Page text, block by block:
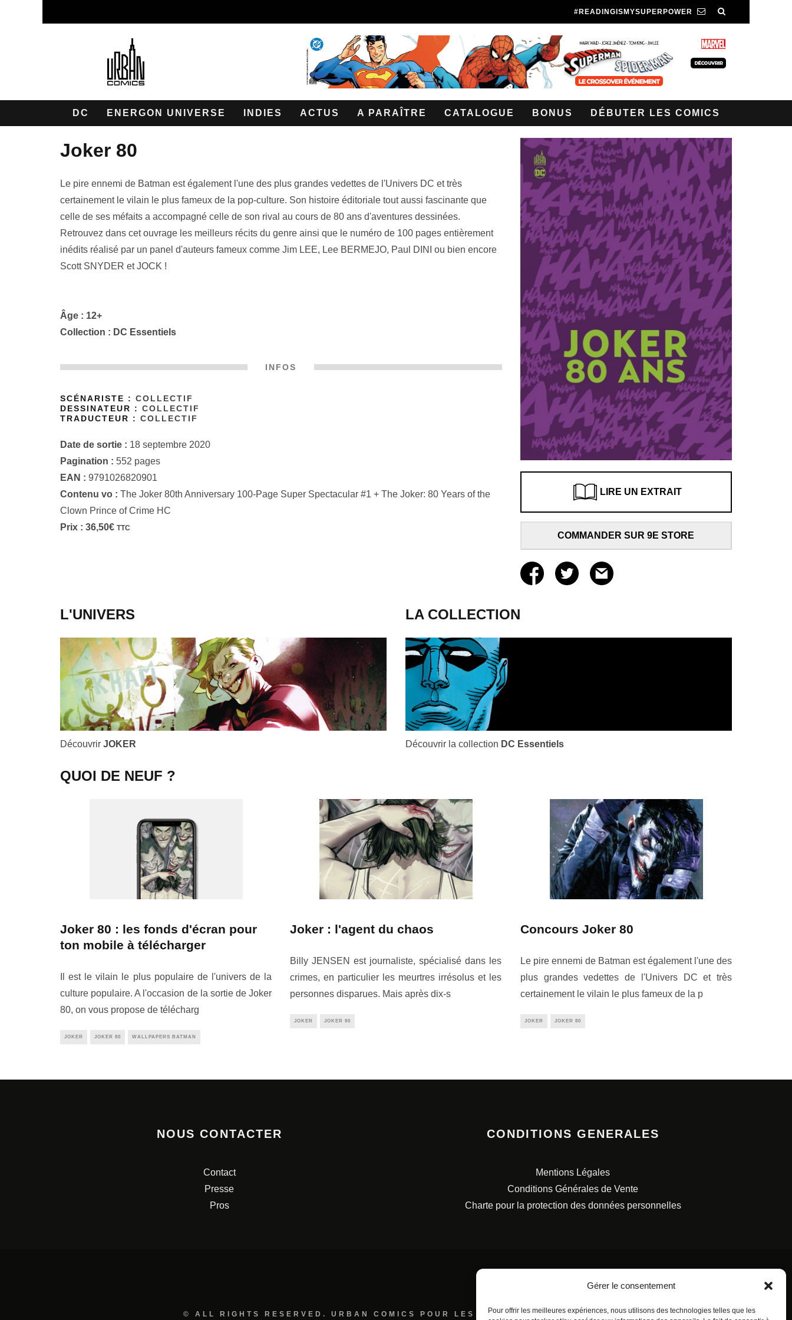
Gérer le consentement
Pour offrir les meilleures expériences, nous utilisons des technologies telles que les
#READINGISMYSUPERPOWER
DC ENERGON UNIVERSE INDIES ACTUS A PARAÎTRE CATALOGUE BONUS DÉBUTER LES COMICS
joker 80
Le pire ennemi de Batman est également l'une des plus grandes vedettes de l'Univers DC et très
certainement le vilain le plus fameux de la pop-culture. Son histoire éditoriale tout aussi fascinante que
celle de ses méfaits a accompagné celle de son rival au cours de 80 ans d'aventures dessinées.
Retrouvez dans cet ouvrage les meilleurs récits du genre ainsi que le numéro de 100 pages entièrement
inédits réalisé par un panel d'auteurs fameux comme Jim LEE, Lee BERMEJO, Paul DINI ou bien encore
Scott SNYDER et JOCK !
Âge : 12+
Collection : DC Essentiels
INFOS
SCÉNARISTE : COLLECTIF
DESSINATEUR : COLLECTIF
TRADUCTEUR : COLLECTIF
Date de sortie : 18 septembre 2020
Pagination : 552 pages
EAN : 9791026820901
Contenu vo : The Joker 80th Anniversary 100-Page Super Spectacular #1 + The Joker: 80 Years of the
Clown Prince of Crime HC
Prix : 36,50€ TTC
LIRE UN EXTRAIT
COMMANDER SUR 9E STORE
L'UNIVERS
Découvrir JOKER
LA COLLECTION
Découvrir la collection DC Essentiels
QUOI DE NEUF ?
Joker 80 : les fonds d'écran pour
ton mobile à télécharger
Il est le vilain le plus populaire de l'univers de la
culture populaire. A l'occasion de la sortie de Joker
80, on vous propose de télécharg
JOKER JOKER 80 WALLPAPERS BATMAN
Joker : l'agent du chaos
Billy JENSEN est journaliste, spécialisé dans les
crimes, en particulier les meurtres irrésolus et les
personnes disparues. Mais après dix-s
JOKER JOKER 80
Concours Joker 80
Le pire ennemi de Batman est également l'une des
plus grandes vedettes de l'Univers DC et très
certainement le vilain le plus fameux de la p
JOKER JOKER 80
NOUS CONTACTER
Contact
Presse
Pros
CONDITIONS GENERALES
Mentions Légales
Conditions Générales de Vente
Charte pour la protection des données personnelles
© ALL RIGHTS RESERVED. URBAN COMICS POUR LES ÉDITIONS FRANÇAISES.